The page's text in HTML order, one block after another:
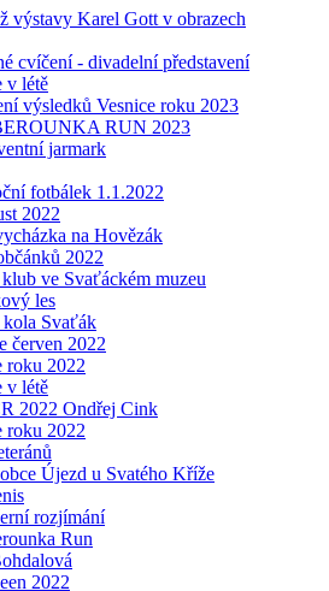
výstavy Karel Gott v obrazech
cvíčení - divadelní představení
v létě
výsledků Vesnice roku 2023
RUN 2023
jarmark
fotbálek 1.1.2022
2022
na Hovězák
2022
ve Svaťáckém muzeu
les
kola Svaťák
červen 2022
roku 2022
v létě
2022 Ondřej Cink
roku 2022
Újezd u Svatého Kříže
rozjímání
Run
2022